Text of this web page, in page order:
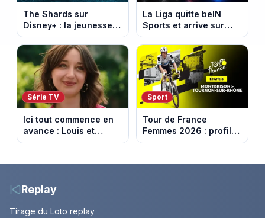
The Shards sur
Disney+ : la jeunesse
dorée de Los Angeles
face à un tueur dans
les années 80
La Liga quitte beIN
Sports et arrive sur
DAZN et Disney+ en
France
Série TV
Ici tout commence en
avance : Louis et
Jasmine enfin en
août 2026 (spoiler)
Sport
Tour de France
Femmes 2026 : profil
et horaires de la 6e
Montbrison et
Replay
Tirage du Loto replay